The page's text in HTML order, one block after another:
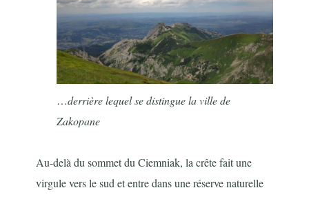
…derrière lequel se distingue la ville de
Zakopane
Au-delà du sommet du Ciemniak, la crête fait une
virgule vers le sud et entre dans une réserve naturelle